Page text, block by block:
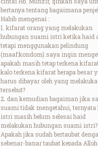
bertanya tentang bagaimana
Habib mengenai :
1. kifarat orang yang melakukan
hubungan suami istri ketika haid
tetapi menggunakan pelindung
(maaf:kondom).saya ingin
apakah masih tetap terkena
kalo terkena kifarat berapa besar
harus dibayar oleh yang
tersebut?
2. dan kemudian bagaiman jika
suami tidak mengetahui, ternyata
istri masih belum selesai haid
melakukan hubungan suami istri?
Apakah jika sudah bertaubat
sebenar-banar taubat kepada